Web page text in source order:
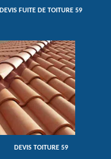
DEVIS FUITE DE TOITURE 59
DEVIS TOITURE 59